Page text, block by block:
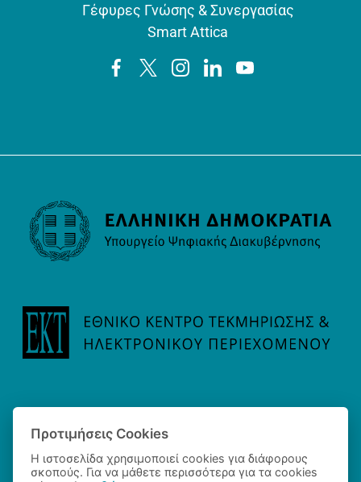
Γέφυρες Γνώσης & Συνεργασίας
Smart Attica
Προτιμήσεις Cookies
Η ιστοσελίδα χρησιμοποιεί cookies για διάφορους
σκοπούς. Για να μάθετε περισσότερα για τα cookies